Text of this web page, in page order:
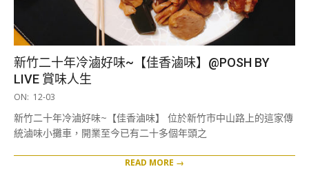
新竹二十年冷滷好味~【佳香滷味】@POSH BY
LIVE 賞味人生
2019-
03
ON: 12-03
新竹二十年冷滷好味~【佳香滷味】 位於新竹市中山路上的這家傳
統滷味小攤車，開業至今已有二十多個年頭之
READ MORE →